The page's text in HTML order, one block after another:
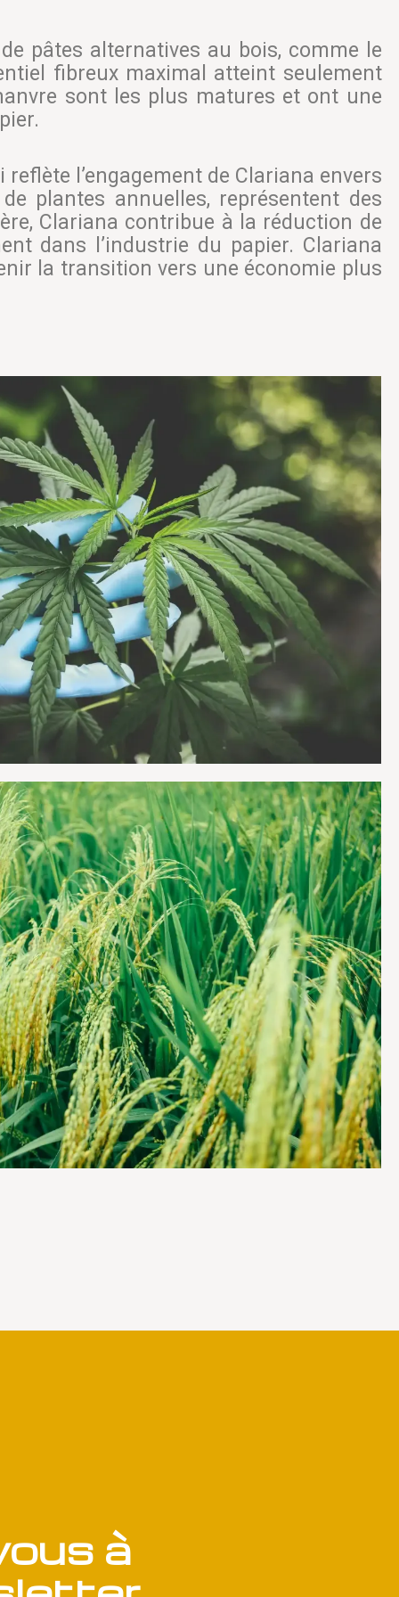
pâtes alternatives au bois, comme le
fibreux maximal atteint seulement
sont les plus matures et ont une
l’engagement de Clariana envers
plantes annuelles, représentent des
Clariana contribue à la réduction de
dans l’industrie du papier. Clariana
la transition vers une économie plus
à